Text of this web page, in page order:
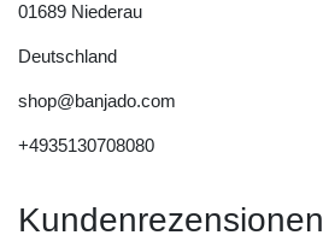
01689 Niederau
Deutschland
shop@banjado.com
+4935130708080
Kundenrezensionen